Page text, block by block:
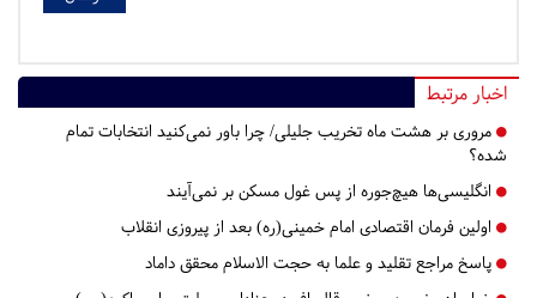
اخبار مرتبط
مروری بر هشت ماه تخریب جلیلی/ چرا باور نمی‌کنید انتخابات تمام
شده؟
انگلیسی‌ها هیچ‌جوره از پس غول مسکن بر نمی‌آیند
اولین فرمان اقتصادی امام خمینی(ره) بعد از پیروزی انقلاب
پاسخ مراجع تقلید و علما به حجت الاسلام محقق داماد